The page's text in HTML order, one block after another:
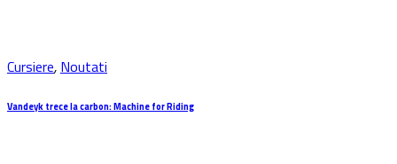
Cursiere, Noutati
Vandeyk trece la carbon: Machine for Riding